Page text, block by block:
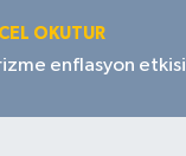
OKUTUR
enflasyon etkisi